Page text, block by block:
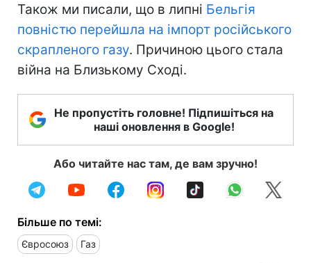
Також ми писали, що в липні Бельгія
повністю перейшла на імпорт російського
скрапленого газу. Причиною цього стала
війна на Близькому Сході.
Не пропустіть головне! Підпишіться на
наші оновлення в Google!
Або читайте нас там, де вам зручно!
Більше по темі:
Євросоюз Газ